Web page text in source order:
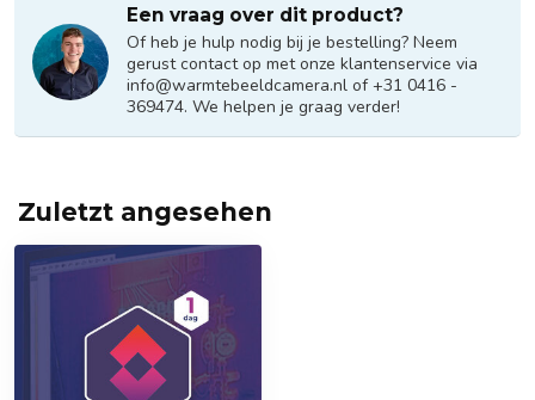
Een vraag over dit product?
Of heb je hulp nodig bij je bestelling? Neem
gerust contact op met onze klantenservice via
info@warmtebeeldcamera.nl of +31 0416 -
369474. We helpen je graag verder!
Zuletzt angesehen